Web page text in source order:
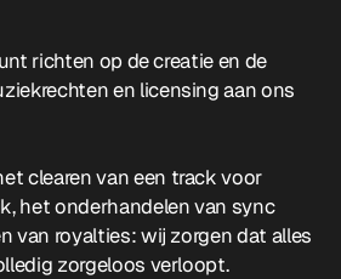
richten op de creatie en de
en licensing aan ons
clearen van een track voor
het onderhandelen van sync
van royalties: wij zorgen dat alles
zorgeloos verloopt.